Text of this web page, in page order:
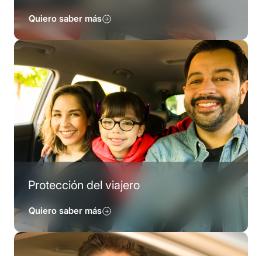
Quiero saber más
Protección del viajero
Quiero saber más